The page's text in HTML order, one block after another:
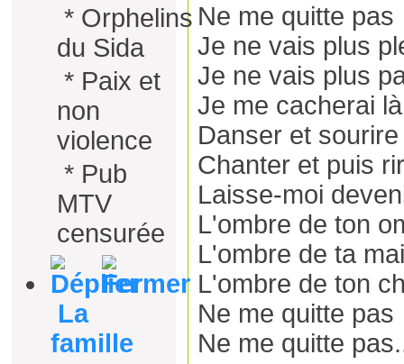
* Orphelins
du Sida
* Paix et
non
violence
* Pub
MTV
censurée
La
famille
Ne me quitte pas
Je ne vais plus
Je ne vais plus
Je me cacherai
Danser et
Chanter et puis
Laisse-moi
L'ombre de ton
L'ombre de ta
L'ombre de ton
Ne me quitte pas
Ne me quitte